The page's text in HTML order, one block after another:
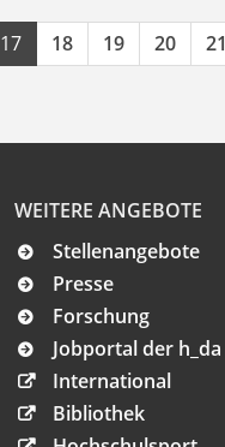
17 18 19 20 21
WEITERE ANGEBOTE
Stellenangebote
Presse
Forschung
Jobportal der h_da
International
Bibliothek